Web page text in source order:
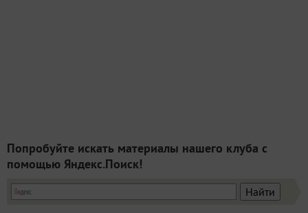
Попробуйте искать материалы нашего клуба с
помощью Яндекс.Поиск!